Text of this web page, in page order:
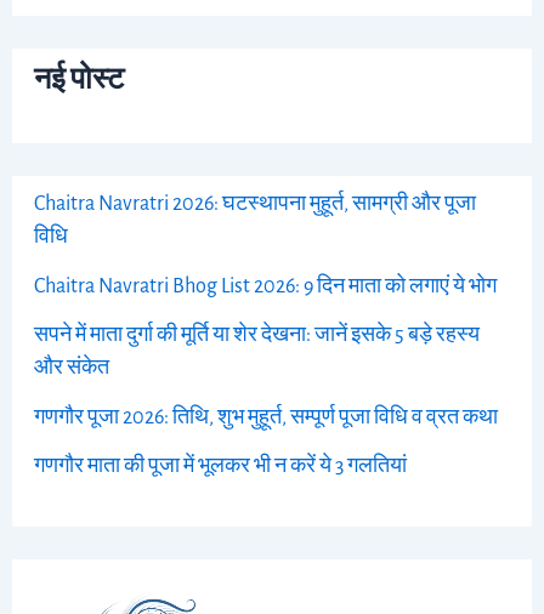
नई पोस्ट
Chaitra Navratri 2026: घटस्थापना मुहूर्त, सामग्री और पूजा
विधि
Chaitra Navratri Bhog List 2026: 9 दिन माता को लगाएं ये भोग
सपने में माता दुर्गा की मूर्ति या शेर देखना: जानें इसके 5 बड़े रहस्य
और संकेत
गणगौर पूजा 2026: तिथि, शुभ मुहूर्त, सम्पूर्ण पूजा विधि व व्रत कथा
गणगौर माता की पूजा में भूलकर भी न करें ये 3 गलतियां